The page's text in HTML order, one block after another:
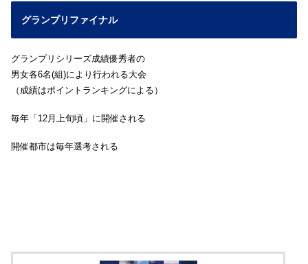
グランプリファイナル
グランプリシリーズ成績優秀者の
男女各6名(組)により行われる大会
（成績はポイントランキングによる）
毎年「12月上旬頃」に開催される
開催都市は毎年選考される